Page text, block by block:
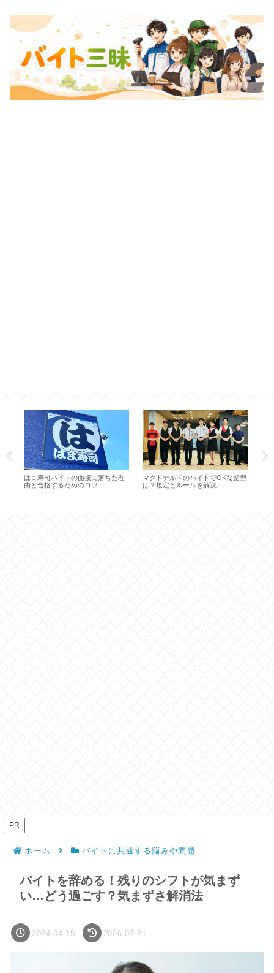
はま寿司バイトの面接に落ちた理
由と合格するためのコツ
マクドナルドのバイトでOKな髪型
は？規定とルールを解説！
PR
ホーム バイトに共通する悩みや問題
バイトを辞める！残りのシフトが気まず
い…どう過ごす？気まずさ解消法
2024.04.15 2026.07.21